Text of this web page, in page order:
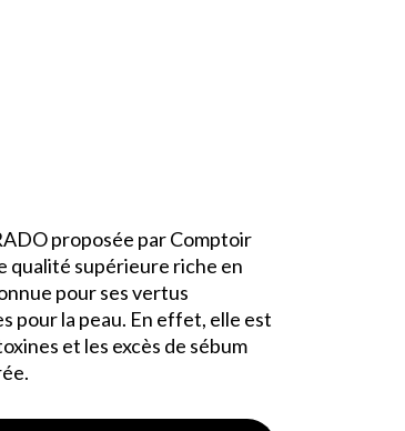
proposée par Comptoir
qualité supérieure riche en
pour ses vertus
pour la peau. En effet, elle est
et les excès de sébum